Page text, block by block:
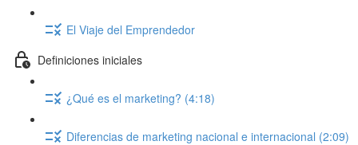
El Viaje del Emprendedor
Definiciones iniciales
¿Qué es el marketing? (4:18)
Diferencias de marketing nacional e internacional (2:09)